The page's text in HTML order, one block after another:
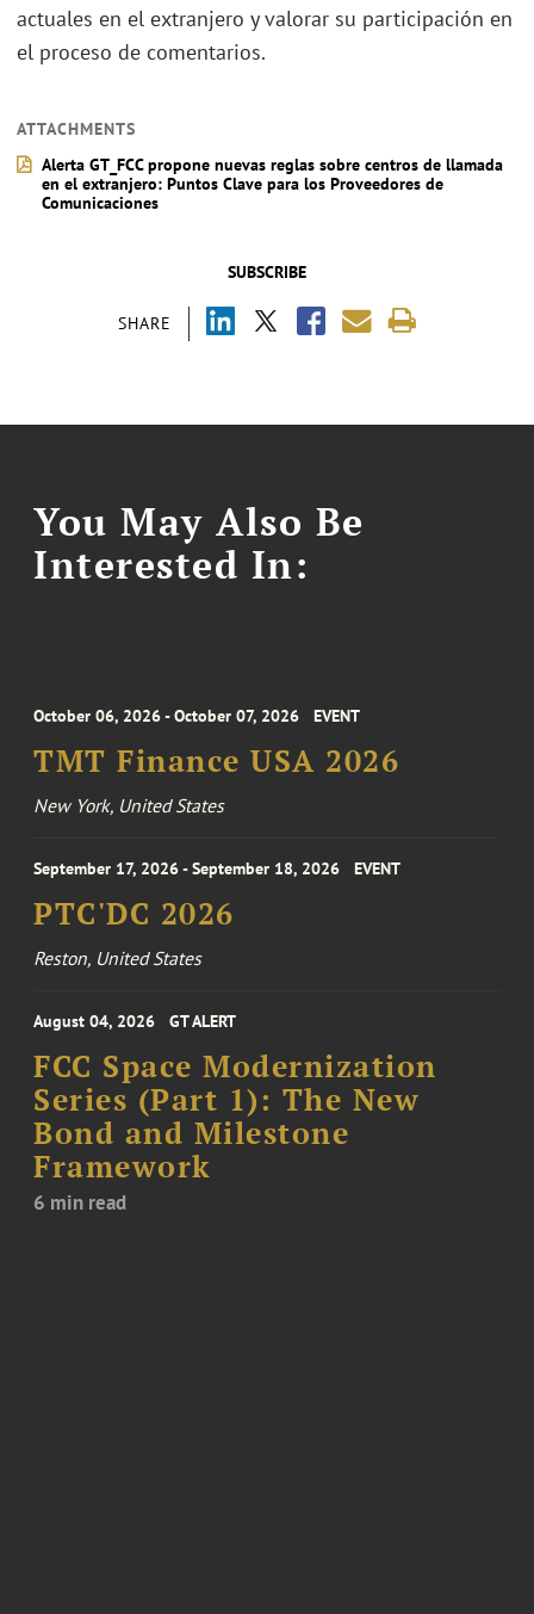
SUBSCRIBE
SHARE
actuales en el extranjero y valorar su participación en
el proceso de comentarios.
ATTACHMENTS
Alerta GT_FCC propone nuevas reglas sobre centros de llamada
en el extranjero: Puntos Clave para los Proveedores de
Comunicaciones
You May Also Be
Interested In:
October 06, 2026 - October 07, 2026 EVENT
TMT Finance USA 2026
New York, United States
September 17, 2026 - September 18, 2026 EVENT
PTC'DC 2026
Reston, United States
August 04, 2026 GT ALERT
FCC Space Modernization
Series (Part 1): The New
Bond and Milestone
Framework
6 min read